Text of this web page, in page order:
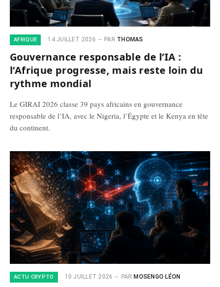
AFRIQUE 14 JUILLET 2026 PAR THOMAS
Gouvernance responsable de l’IA :
l’Afrique progresse, mais reste loin du
rythme mondial
Le GIRAI 2026 classe 39 pays africains en gouvernance
responsable de l’IA, avec le Nigeria, l’Égypte et le Kenya en tête
du continent.
ACTU CRYPTO 10 JUILLET 2026 PAR MOSENGO LÉON